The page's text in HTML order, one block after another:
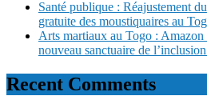
Santé publique : Réajustement
gratuite des moustiquaires au
Arts martiaux au Togo :
nouveau sanctuaire de
Recent Comments